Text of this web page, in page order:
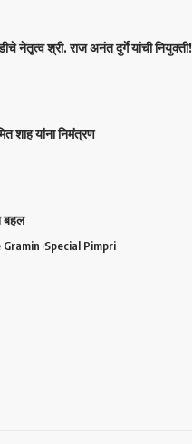
नेतृत्व श्री. राज अनंत दुर्गे यांची नियुक्ती!
शाह यांना निमंत्रण
बहल
Gramin Special Pimpri